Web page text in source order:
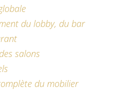
du lobby, du bar
salons
du mobilier